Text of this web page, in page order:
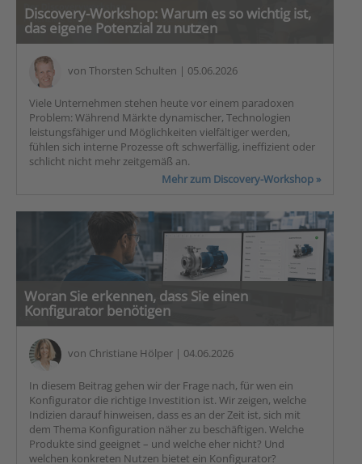
Discovery-Workshop: Warum es so wichtig ist,
das eigene Potenzial zu nutzen
von Thorsten Schulten | 05.06.2026
Viele Unternehmen stehen heute vor einem paradoxen
Problem: Während Märkte dynamischer, Technologien
leistungsfähiger und Möglichkeiten vielfältiger werden,
fühlen sich interne Prozesse oft schwerfällig, ineffizient oder
schlicht nicht mehr zeitgemäß an.
Mehr zum Discovery-Workshop »
Woran Sie erkennen, dass Sie einen
Konfigurator benötigen
von Christiane Hölper | 04.06.2026
In diesem Beitrag gehen wir der Frage nach, für wen ein
Konfigurator die richtige Investition ist. Wir zeigen, welche
Indizien darauf hinweisen, dass es an der Zeit ist, sich mit
dem Thema Konfiguration näher zu beschäftigen. Welche
Produkte sind geeignet – und welche eher nicht? Und
welchen konkreten Nutzen bietet ein Konfigurator?